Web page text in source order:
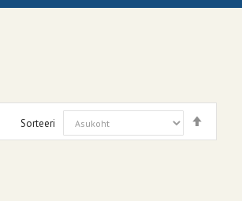
Sorteeri
suunas